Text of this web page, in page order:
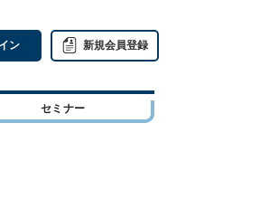
ン 新規会員登録
セミナー